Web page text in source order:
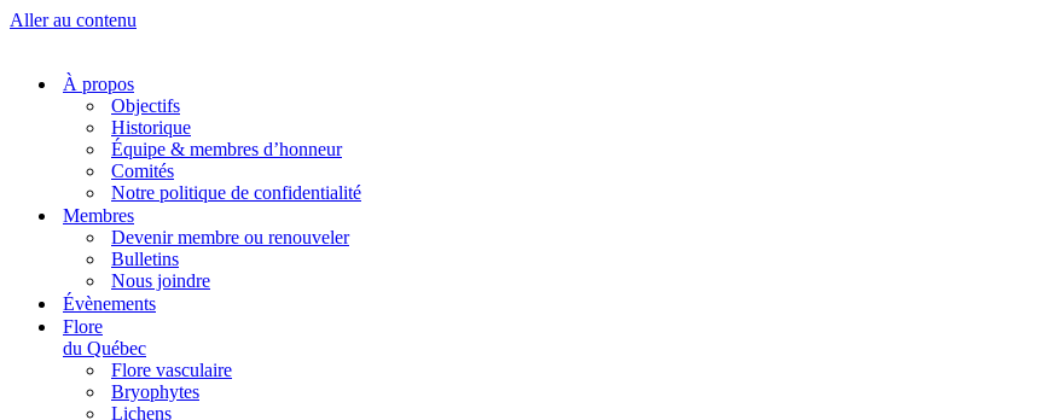
Aller au contenu
À propos
Objectifs
Historique
Équipe & membres d’honneur
Comités
Notre politique de confidentialité
Membres
Devenir membre ou renouveler
Bulletins
Nous joindre
Évènements
Flore
du Québec
Flore vasculaire
Bryophytes
Lichens